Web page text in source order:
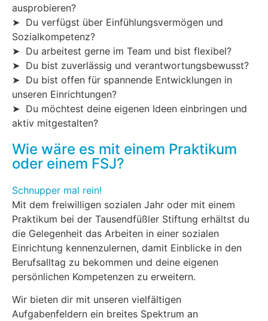
ausprobieren?
➤ Du verfügst über Einfühlungsvermögen und
Sozialkompetenz?
➤ Du arbeitest gerne im Team und bist flexibel?
➤ Du bist zuverlässig und verantwortungsbewusst?
➤ Du bist offen für spannende Entwicklungen in
unseren Einrichtungen?
➤ Du möchtest deine eigenen Ideen einbringen und
aktiv mitgestalten?
Wie wäre es mit einem Praktikum
oder einem FSJ?
Schnupper mal rein!
Mit dem freiwilligen sozialen Jahr oder mit einem
Praktikum bei der Tausendfüßler Stiftung erhältst du
die Gelegenheit das Arbeiten in einer sozialen
Einrichtung kennenzulernen, damit Einblicke in den
Berufsalltag zu bekommen und deine eigenen
persönlichen Kompetenzen zu erweitern.
Wir bieten dir mit unseren vielfältigen
Aufgabenfeldern ein breites Spektrum an